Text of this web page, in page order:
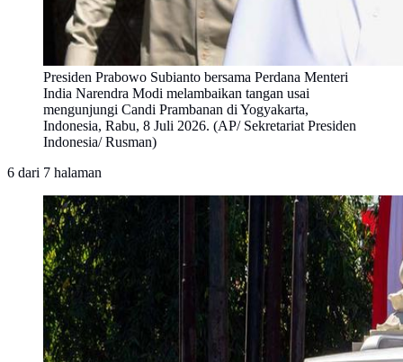
Presiden Prabowo Subianto bersama Perdana Menteri
India Narendra Modi melambaikan tangan usai
mengunjungi Candi Prambanan di Yogyakarta,
Indonesia, Rabu, 8 Juli 2026. (AP/ Sekretariat Presiden
Indonesia/ Rusman)
6 dari 7 halaman